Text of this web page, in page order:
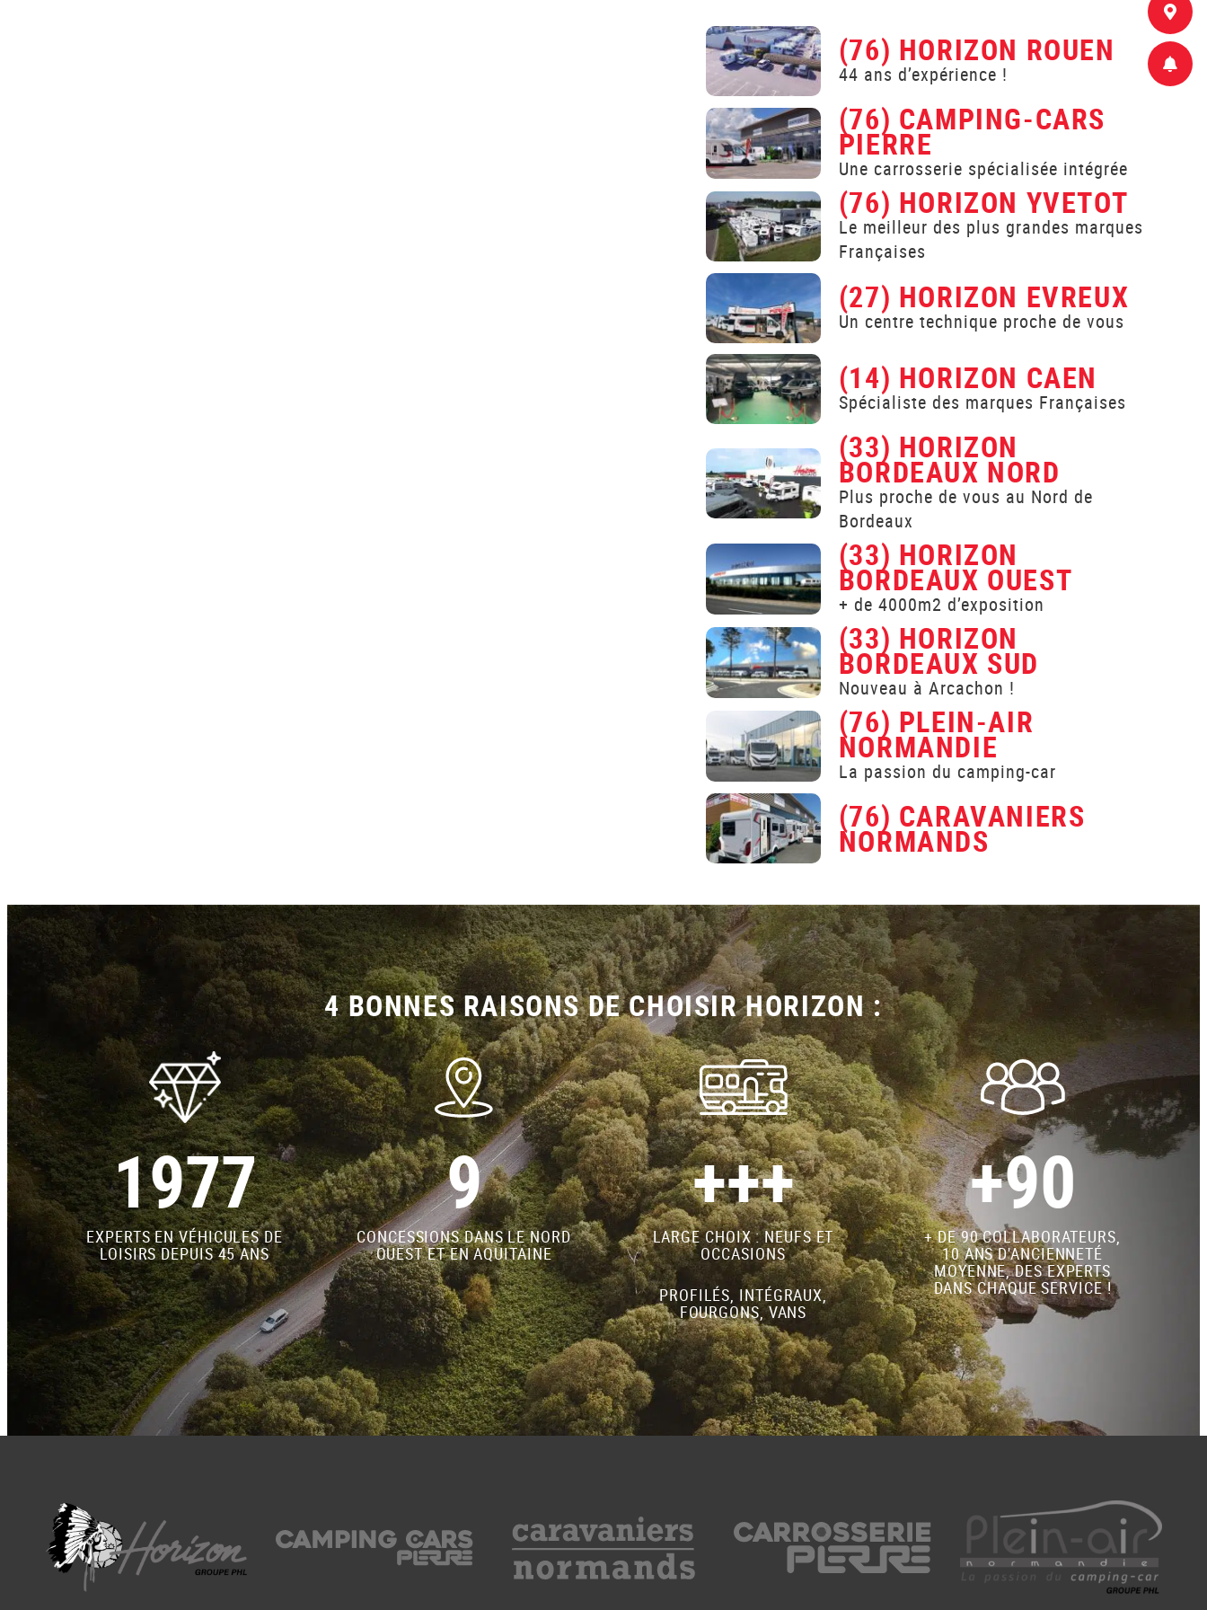
(76) HORIZON ROUEN
44 ans d’expérience !
(76) CAMPING-CARS
PIERRE
Une carrosserie spécialisée intégrée
(76) HORIZON YVETOT
Le meilleur des plus grandes marques
Françaises
(27) HORIZON EVREUX
Un centre technique proche de vous
(14) HORIZON CAEN
Spécialiste des marques Françaises
(33) HORIZON
BORDEAUX NORD
Plus proche de vous au Nord de
Bordeaux
(33) HORIZON
BORDEAUX OUEST
+ de 4000m2 d’exposition
(33) HORIZON
BORDEAUX SUD
Nouveau à Arcachon !
(76) PLEIN-AIR
NORMANDIE
La passion du camping-car
(76) CARAVANIERS
NORMANDS
4 BONNES RAISONS DE CHOISIR HORIZON :
1977
EXPERTS EN VÉHICULES DE
LOISIRS DEPUIS 45 ANS
9
CONCESSIONS DANS LE NORD
OUEST ET EN AQUITAINE
+++
LARGE CHOIX : NEUFS ET
OCCASIONS
PROFILÉS, INTÉGRAUX,
FOURGONS, VANS
+90
+ DE 90 COLLABORATEURS,
10 ANS D'ANCIENNETÉ
MOYENNE, DES EXPERTS
DANS CHAQUE SERVICE !